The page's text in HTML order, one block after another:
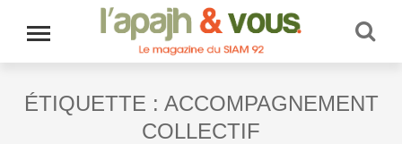
ÉTIQUETTE : ACCOMPAGNEMENT
COLLECTIF